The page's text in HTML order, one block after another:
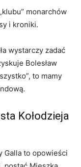
monarchów
i kroniki.
wystarczy zadać
Bolesław
to mamy
Kołodzieja
Galla to opowieści